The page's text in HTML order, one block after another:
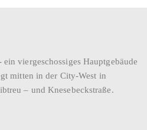
viergeschossiges Hauptgebäude
mitten in der City-West in
– und Knesebeckstraße.